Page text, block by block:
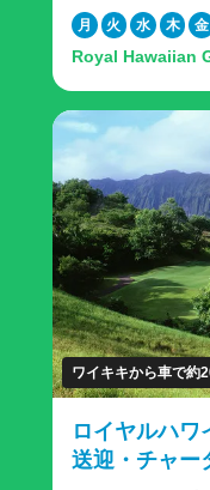
イが共同設計した
の殿堂入りを果た
設計されました
に囲まれたこの
い景色を眺めな
当ツアーは、乗合
でドライバーが
安心。ゴルフに集中いた
ブの貸出も承っ
たいけど、日本
のは面倒」、「
レンタルクラブ
法：ゴルフプレ
示されますので
ださい。
月 火 水 木 金
Royal Hawaiian
ワイキキから車で約
ロイヤルハワ
送迎・チャー